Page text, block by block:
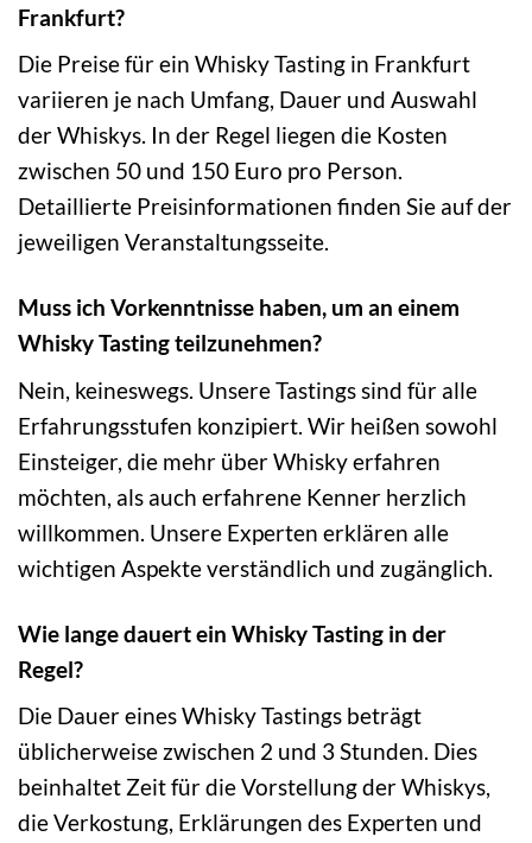
Frankfurt?
Die Preise für ein Whisky Tasting in Frankfurt
variieren je nach Umfang, Dauer und Auswahl
der Whiskys. In der Regel liegen die Kosten
zwischen 50 und 150 Euro pro Person.
Detaillierte Preisinformationen finden Sie auf der
jeweiligen Veranstaltungsseite.
Muss ich Vorkenntnisse haben, um an einem
Whisky Tasting teilzunehmen?
Nein, keineswegs. Unsere Tastings sind für alle
Erfahrungsstufen konzipiert. Wir heißen sowohl
Einsteiger, die mehr über Whisky erfahren
möchten, als auch erfahrene Kenner herzlich
willkommen. Unsere Experten erklären alle
wichtigen Aspekte verständlich und zugänglich.
Wie lange dauert ein Whisky Tasting in der
Regel?
Die Dauer eines Whisky Tastings beträgt
üblicherweise zwischen 2 und 3 Stunden. Dies
beinhaltet Zeit für die Vorstellung der Whiskys,
die Verkostung, Erklärungen des Experten und